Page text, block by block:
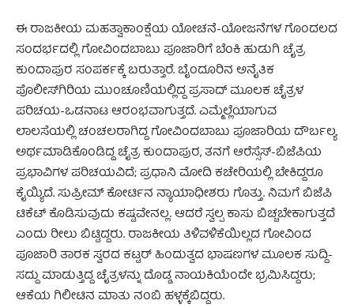
ಈ ರಾಜಕೀಯ ಮಹತ್ವಾಕಾಂಕ್ಷೆಯ ಯೋಚನೆ-ಯೋಜನೆಗಳ ಗೊಂದಲದ
ಸಂದರ್ಭದಲ್ಲಿ ಗೋವಿಂದಬಾಬು ಪೂಜಾರಿಗೆ ಬೆಂಕಿ ಹುಡುಗಿ ಚೈತ್ರ
ಕುಂದಾಪುರ ಸಂಪರ್ಕಕ್ಕೆ ಬರುತ್ತಾರೆ. ಬೈಂದೂರಿನ ಅನೈತಿಕ
ಪೊಲೀಸ್‌ಗಿರಿಯ ಮುಂಚೂಣಿಯಲ್ಲಿದ್ದ ಪ್ರಸಾದ್ ಮೂಲಕ ಚೈತ್ರಳ
ಪರಿಚಯ-ಒಡನಾಟ ಆರಂಭವಾಗುತ್ತದೆ. ಎಮ್ಮೆಲ್ಲೆಯಾಗುವ
ಲಾಲಸೆಯಲ್ಲಿ ಚಂಚಲರಾಗಿದ್ದ ಗೋವಿಂದಬಾಬು ಪೂಜಾರಿಯ ದೌರ್ಬಲ್ಯ
ಅರ್ಥಮಾಡಿಕೊಂಡಿದ್ದ ಚೈತ್ರ ಕುಂದಾಪುರ, ತನಗೆ ಆರೆಸ್ಸೆಸ್-ಬಿಜೆಪಿಯ
ಪ್ರಭಾವಿಗಳ ಪರಿಚಯವಿದೆ; ಪ್ರಧಾನಿ ಮೋದಿ ಕಚೇರಿಯಲ್ಲಿ ಬೇಕಿದ್ದರೂ
ಕೈಯ್ಯಿದೆ. ಸುಪ್ರೀಮ್ ಕೋರ್ಟಿನ ನ್ಯಾಯಾಧೀಶರು ಗೊತ್ತು. ನಿಮಗೆ ಬಿಜೆಪಿ
ಟಿಕೆಟ್ ಕೊಡಿಸುವುದು ಕಷ್ಟವೇನಲ್ಲ. ಆದರೆ ಸ್ವಲ್ಪ ಕಾಸು ಬಿಚ್ಚಬೇಕಾಗುತ್ತದೆ
ಎಂದು ರೀಲು ಬಿಟ್ಟಿದ್ದರು. ರಾಜಕೀಯ ತಿಳಿವಳಿಕೆಯಿಲ್ಲದ ಗೋವಿಂದ
ಪೂಜಾರಿ ತಾರಕ ಸ್ವರದ ಕಟ್ಟರ್ ಹಿಂದುತ್ವದ ಭಾಷಣಗಳ ಮೂಲಕ ಸುದ್ದಿ-
ಸದ್ದು ಮಾಡುತ್ತಿದ್ದ ಚೈತ್ರಳನ್ನು ದೊಡ್ಡ ನಾಯಕಿಯೆಂದೇ ಭ್ರಮಿಸಿದ್ದರು;
ಆಕೆಯ ಗಿಲೀಟಿನ ಮಾತು ನಂಬಿ ಹಳ್ಳಕ್ಕೆಬಿದ್ದರು.